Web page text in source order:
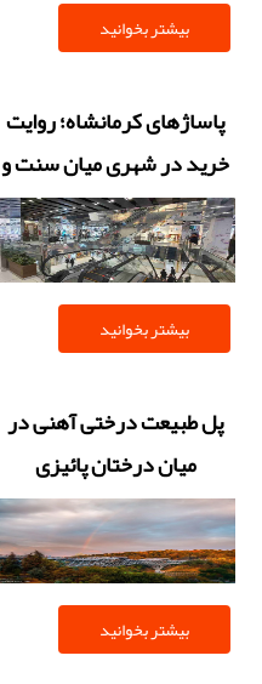
بیشتر بخوانید
پاساژهای کرمانشاه؛ روایت
خرید در شهری میان سنت و
مدرنیته
بیشتر بخوانید
پل طبیعت درختی آهنی در
میان درختان پائیزی
بیشتر بخوانید